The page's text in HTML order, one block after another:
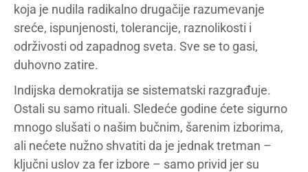
koja je nudila radikalno drugačije razumevanje
sreće, ispunjenosti, tolerancije, raznolikosti i
održivosti od zapadnog sveta. Sve se to gasi,
duhovno zatire.
Indijska demokratija se sistematski razgrađuje.
Ostali su samo rituali. Sledeće godine ćete sigurno
mnogo slušati o našim bučnim, šarenim izborima,
ali nećete nužno shvatiti da je jednak tretman –
ključni uslov za fer izbore – samo privid jer su